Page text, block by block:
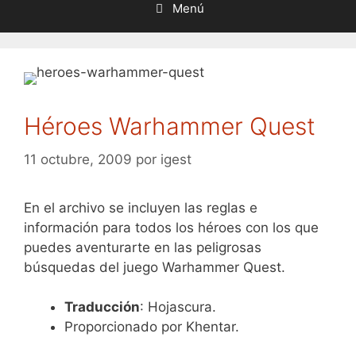
Menú
Héroes Warhammer Quest
11 octubre, 2009 por igest
En el archivo se incluyen las reglas e
información para todos los héroes con los que
puedes aventurarte en las peligrosas
búsquedas del juego Warhammer Quest.
Traducción: Hojascura.
Proporcionado por Khentar.